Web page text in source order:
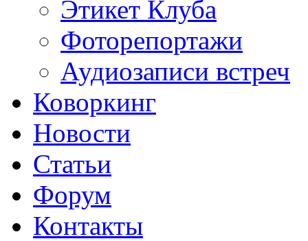
Этикет Клуба
Фоторепортажи
Аудиозаписи встреч
Коворкинг
Новости
Статьи
Форум
Контакты